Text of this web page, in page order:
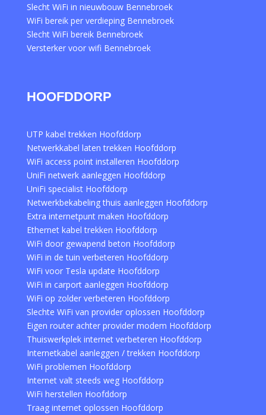
Slecht WiFi in nieuwbouw Bennebroek
WiFi bereik per verdieping Bennebroek
Slecht WiFi bereik Bennebroek
Versterker voor wifi Bennebroek
HOOFDDORP
UTP kabel trekken Hoofddorp
Netwerkkabel laten trekken Hoofddorp
WiFi access point installeren Hoofddorp
UniFi netwerk aanleggen Hoofddorp
UniFi specialist Hoofddorp
Netwerkbekabeling thuis aanleggen Hoofddorp
Extra internetpunt maken Hoofddorp
Ethernet kabel trekken Hoofddorp
WiFi door gewapend beton Hoofddorp
WiFi in de tuin verbeteren Hoofddorp
WiFi voor Tesla update Hoofddorp
WiFi in carport aanleggen Hoofddorp
WiFi op zolder verbeteren Hoofddorp
Slechte WiFi van provider oplossen Hoofddorp
Eigen router achter provider modem Hoofddorp
Thuiswerkplek internet verbeteren Hoofddorp
Internetkabel aanleggen / trekken Hoofddorp
WiFi problemen Hoofddorp
Internet valt steeds weg Hoofddorp
WiFi herstellen Hoofddorp
Traag internet oplossen Hoofddorp